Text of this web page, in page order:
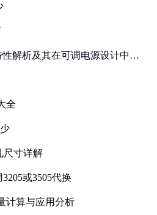
性解析及其在可调电源设计中的
全
尺寸详解
或3505代换
计算与应用分析